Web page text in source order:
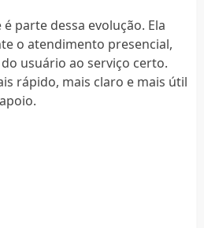
parte dessa evolução. Ela
o atendimento presencial,
usuário ao serviço certo.
rápido, mais claro e mais útil